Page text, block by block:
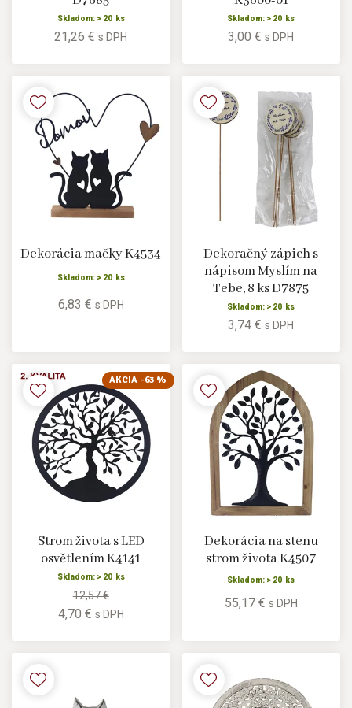
Skladom: > 20 ks
21,26 €s DPH
Skladom: > 20 ks
3,00 €s DPH
Dekorácia mačky K4534
Skladom: > 20 ks
6,83 € s DPH
Dekoračný zápich s
nápisom Myslím na
Tebe, 8 ks D7875
Skladom: > 20 ks
3,74 €s DPH
AKCIA -63 %
Strom života s LED
osvětlením K4141
Skladom: > 20 ks
12,57 €
4,70 € s DPH
Dekorácia na stenu
strom života K4507
Skladom: > 20 ks
55,17 € s DPH